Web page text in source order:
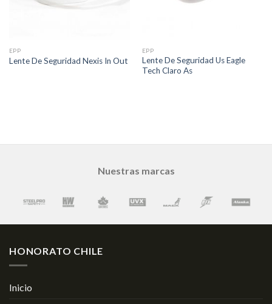
EPP
Lente De Seguridad Nexis In Out
EPP
Lente De Seguridad Us Eagle
Tech Claro As
Nuestras marcas
HONORATO CHILE
Inicio